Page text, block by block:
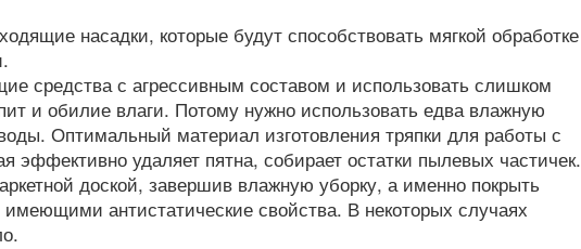
насадки, которые будут способствовать мягкой обработке
средства с агрессивным составом и использовать слишком
и обилие влаги. Потому нужно использовать едва влажную
Оптимальный материал изготовления тряпки для работы с
эффективно удаляет пятна, собирает остатки пылевых частичек.
доской, завершив влажную уборку, а именно покрыть
антистатические свойства. В некоторых случаях